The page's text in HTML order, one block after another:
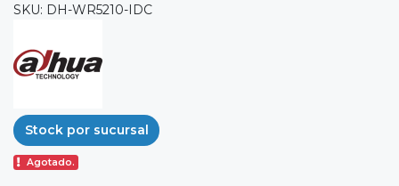
SKU: DH-WR5210-IDC
Stock por sucursal
Agotado.